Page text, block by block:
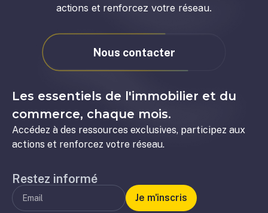
actions et renforcez votre réseau.
Nous contacter
Les essentiels de l'immobilier et du
commerce, chaque mois.
Accédez à des ressources exclusives, participez aux
actions et renforcez votre réseau.
Restez informé